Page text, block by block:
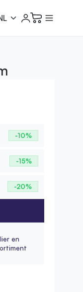
-10%
-15%
-20%
en